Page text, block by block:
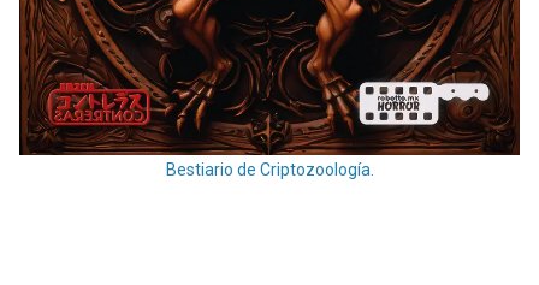
Bestiario de Criptozoología.